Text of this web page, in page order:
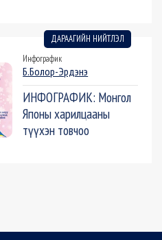
ДАРААГИЙН НИЙТЛЭЛ
Инфографик
Б.Болор-Эрдэнэ
ИНФОГРАФИК: Монгол
Японы харилцааны
түүхэн товчоо